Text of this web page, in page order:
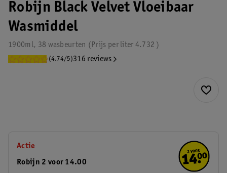
Robijn Black Velvet Vloeibaar
Wasmiddel
1900ml, 38 wasbeurten 4.732
Prijs per liter
(4.74/5)316 reviews
Actie
Robijn 2 voor 14.00